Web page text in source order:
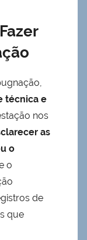
técnica e
nos
as
o
o
de
que